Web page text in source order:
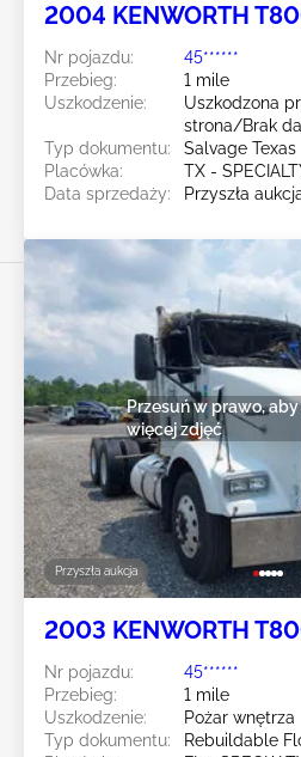
2004 KENWORTH
Nr pojazdu:
45******
Przebieg:
1 mile
Uszkodzenie:
Uszkodzona
strona/Brak
Typ dokumentu:
Salvage Texas
Placówka:
TX -
Data sprzedaży:
Przyszła
Przyszła aukcja
Przesuń w prawo,
więcej zdjęć
2003 KENWORTH
Nr pojazdu:
45******
Przebieg:
1 mile
Uszkodzenie:
Pożar wnętrza
Typ dokumentu:
Rebuildable